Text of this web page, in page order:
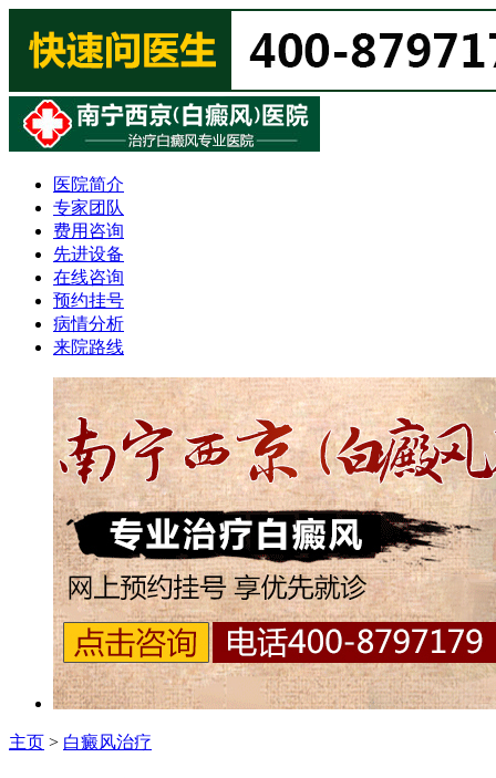
医院简介
专家团队
费用咨询
先进设备
在线咨询
预约挂号
病情分析
来院路线
主页 > 白癜风治疗